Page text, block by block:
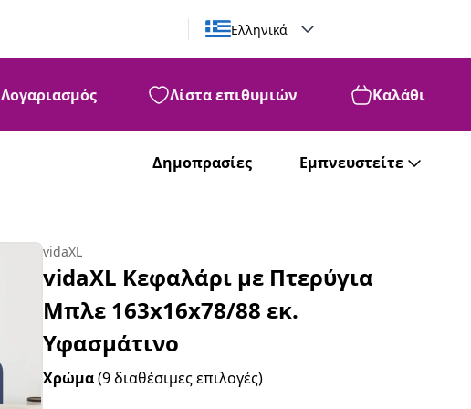
Ελληνικά
Λογαριασμός Λίστα επιθυμιών Καλάθι
Δημοπρασίες Εμπνευστείτε
vidaXL
vidaXL Κεφαλάρι με Πτερύγια
Μπλε 163x16x78/88 εκ.
Υφασμάτινο
Χρώμα(9 διαθέσιμες επιλογές)